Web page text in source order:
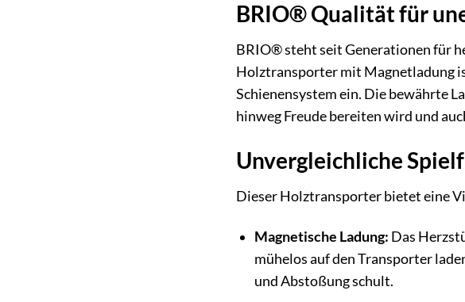
BRIO® Qualität für
BRIO® steht seit Generationen für
Holztransporter mit Magnetladung
Schienensystem ein. Die bewährte
hinweg Freude bereiten wird und
Unvergleichliche
Dieser Holztransporter bietet eine
Magnetische Ladung: Das
mühelos auf den Transporter
und Abstoßung schult.